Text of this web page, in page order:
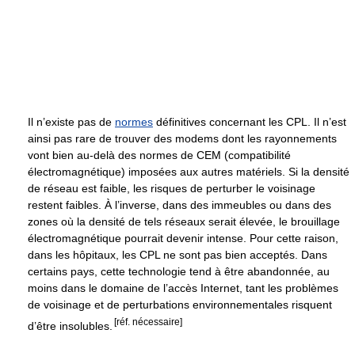
Il n’existe pas de normes définitives concernant les CPL. Il n’est
ainsi pas rare de trouver des modems dont les rayonnements
vont bien au-delà des normes de CEM (compatibilité
électromagnétique) imposées aux autres matériels. Si la densité
de réseau est faible, les risques de perturber le voisinage
restent faibles. À l’inverse, dans des immeubles ou dans des
zones où la densité de tels réseaux serait élevée, le brouillage
électromagnétique pourrait devenir intense. Pour cette raison,
dans les hôpitaux, les CPL ne sont pas bien acceptés. Dans
certains pays, cette technologie tend à être abandonnée, au
moins dans le domaine de l’accès Internet, tant les problèmes
de voisinage et de perturbations environnementales risquent
d’être insolubles. [réf. nécessaire]